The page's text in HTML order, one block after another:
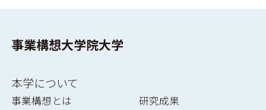
事業構想大学院大学
本学について
事業構想とは
研究成果